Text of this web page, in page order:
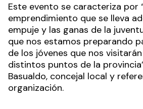
Este evento se caracteriza por
emprendimiento que se lleva
empuje y las ganas de la
que nos estamos preparando
de los jóvenes que nos
distintos puntos de la
Basualdo, concejal local y
organización.